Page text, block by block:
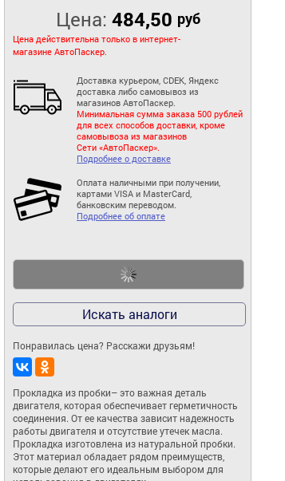
Цена: 484,50 руб
Цена действительна только в интернет-
магазине АвтоПаскер.
Доставка курьером, CDEK, Яндекс
доставка либо самовывоз из
магазинов АвтоПаскер.
Минимальная сумма заказа 500 рублей
для всех способов доставки, кроме
самовывоза из магазинов
Сети «АвтоПаскер».
Подробнее о доставке
Оплата наличными при получении,
картами VISA и MasterCard,
банковским переводом.
Подробнее об оплате
Искать аналоги
Понравилась цена? Расскажи друзьям!
Прокладка из пробки– это важная деталь
двигателя, которая обеспечивает герметичность
соединения. От ее качества зависит надежность
работы двигателя и отсутствие утечек масла.
Прокладка изготовлена из натуральной пробки.
Этот материал обладает рядом преимуществ,
которые делают его идеальным выбором для